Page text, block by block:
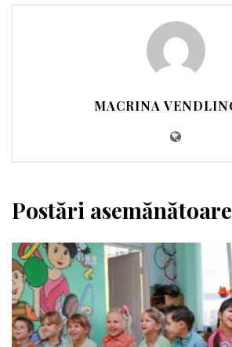
MACRINA
Postări asemănătoare